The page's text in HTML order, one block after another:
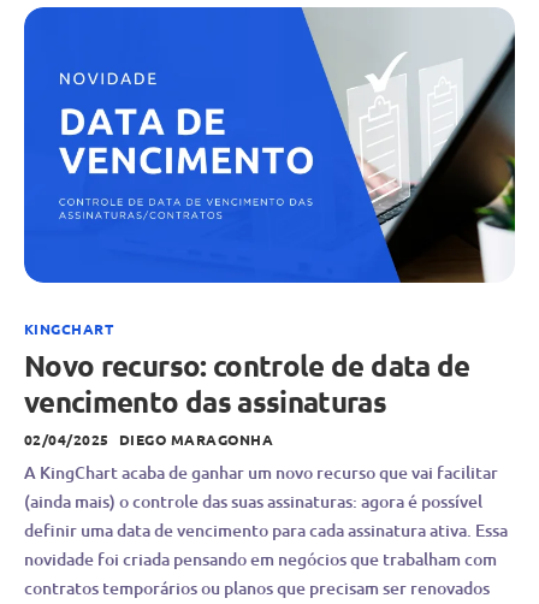
KINGCHART
Novo recurso: controle de data de
vencimento das assinaturas
02/04/2025 DIEGO MARAGONHA
A KingChart acaba de ganhar um novo recurso que vai facilitar
(ainda mais) o controle das suas assinaturas: agora é possível
definir uma data de vencimento para cada assinatura ativa. Essa
novidade foi criada pensando em negócios que trabalham com
contratos temporários ou planos que precisam ser renovados